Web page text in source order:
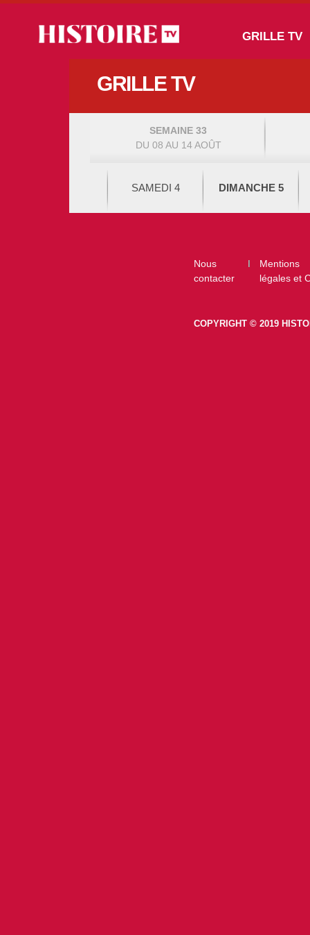
GRILLE TV
GRILLE TV
SEMAINE 33
DU 08 AU 14 AOÛT
SAMEDI 4 DIMANCHE 5
Footer
Nous
contacter
Mentions
légales et
COPYRIGHT © 2019